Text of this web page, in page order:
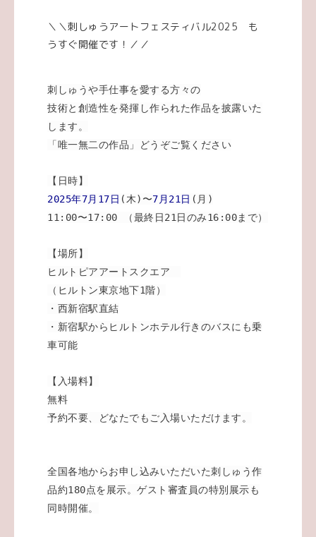
＼＼刺しゅうアートフェスティバル2025 も
うすぐ開催です！／／
刺しゅうや手仕事を愛する方々の
技術と創造性を発揮し作られた作品を披露いた
します。
「唯一無二の作品」どうぞご覧ください
【日時】
2025年7月17日 (木)〜7月21日 (月)
11:00〜17:00 （最終日21日のみ16:00まで）
【場所】
ヒルトピアアートスクエア
（ヒルトン東京地下1階）
・西新宿駅直結
・新宿駅からヒルトンホテル行きのバスにも乗
車可能
【入場料】
無料
予約不要、どなたでもご入場いただけます。
全国各地からお申し込みいただいた刺しゅう作
品約180点を展示。ゲスト審査員の特別展示も
同時開催。